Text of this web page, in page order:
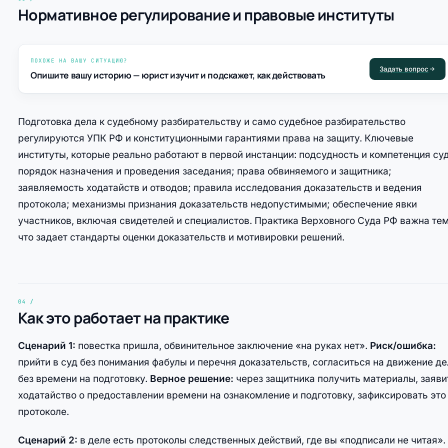
Нормативное регулирование и правовые институты
ПОХОЖЕ НА ВАШУ СИТУАЦИЮ?
Опишите вашу историю — юрист изучит и подскажет, как действовать
Задать вопрос
Подготовка дела к судебному разбирательству и само судебное разбирательство
регулируются УПК РФ и конституционными гарантиями права на защиту. Ключевые
институты, которые реально работают в первой инстанции: подсудность и компетенция
порядок назначения и проведения заседания; права обвиняемого и защитника;
заявляемость ходатайств и отводов; правила исследования доказательств и ведения
протокола; механизмы признания доказательств недопустимыми; обеспечение явки
участников, включая свидетелей и специалистов. Практика Верховного Суда РФ важна
что задает стандарты оценки доказательств и мотивировки решений.
Как это работает на практике
Сценарий 1: повестка пришла, обвинительное заключение «на руках нет». Риск/ошибка:
прийти в суд без понимания фабулы и перечня доказательств, согласиться на движение
без времени на подготовку. Верное решение: через защитника получить материалы,
ходатайство о предоставлении времени на ознакомление и подготовку, зафиксировать это
протоколе.
Сценарий 2: в деле есть протоколы следственных действий, где вы «подписали не читая».